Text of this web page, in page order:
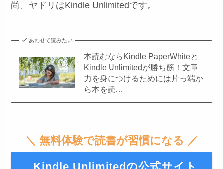
尚、ヤドリはKindle Unlimitedです。
あわせて読みたい
本読むならKindle PaperWhiteと
Kindle Unlimitedが勝ち筋！文章
力を身につけるためには片っ端か
ら本を読…
＼ 無料体験で読書が習慣になる ／
Kindle Unlimitedの公式サイト